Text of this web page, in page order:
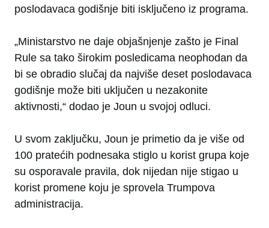
poslodavaca godišnje biti isključeno iz programa.
„Ministarstvo ne daje objašnjenje zašto je Final
Rule sa tako širokim posledicama neophodan da
bi se obradio slučaj da najviše deset poslodavaca
godišnje može biti uključen u nezakonite
aktivnosti,“ dodao je Joun u svojoj odluci.
U svom zaključku, Joun je primetio da je više od
100 pratećih podnesaka stiglo u korist grupa koje
su osporavale pravila, dok nijedan nije stigao u
korist promene koju je sprovela Trumpova
administracija.